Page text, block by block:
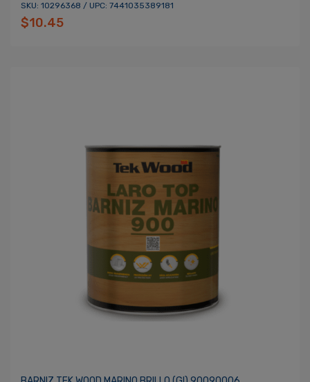
SKU: 10296368 / UPC: 7441035389181
$10.45